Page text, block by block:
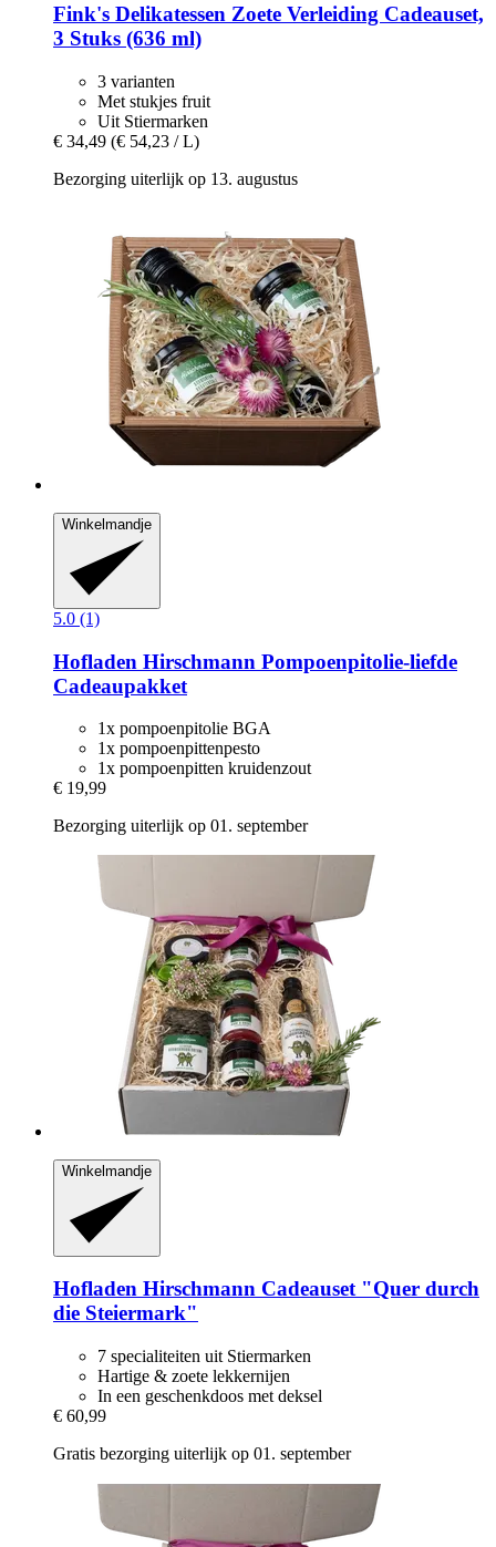
Fink's Delikatessen Zoete Verleiding Cadeauset,
3 Stuks (636 ml)
3 varianten
Met stukjes fruit
Uit Stiermarken
€ 34,49 (€ 54,23 / L)
Bezorging uiterlijk op 13. augustus
Winkelmandje
5.0 (1)
Hofladen Hirschmann Pompoenpitolie-​liefde
Cadeaupakket
1x pompoenpitolie BGA
1x pompoenpittenpesto
1x pompoenpitten kruidenzout
€ 19,99
Bezorging uiterlijk op 01. september
Winkelmandje
Hofladen Hirschmann Cadeauset "Quer durch
die Steiermark"
7 specialiteiten uit Stiermarken
Hartige & zoete lekkernijen
In een geschenkdoos met deksel
€ 60,99
Gratis bezorging uiterlijk op 01. september